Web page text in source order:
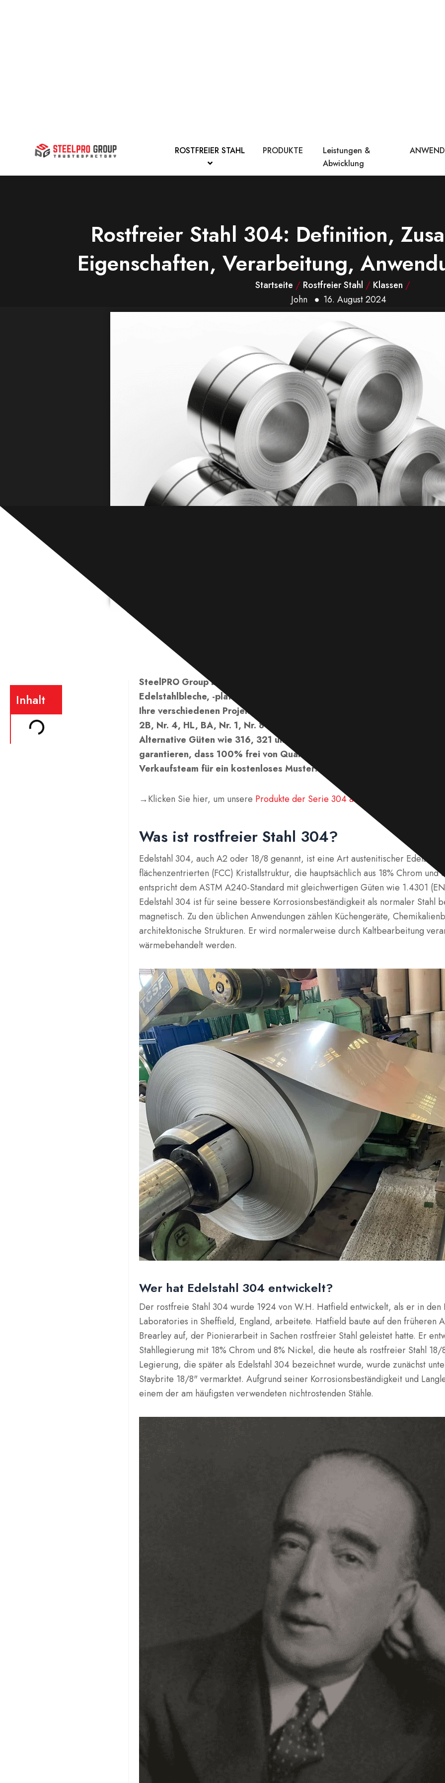
ROSTFREIER STAHL PRODUKTE
Leistungen &
Abwicklung
Rostfreier Stahl 304: Definition,
Eigenschaften, Verarbeitung,
Startseite / Rostfreier Stahl / Klassen /
John
16. August 2024
Inhalt
SteelPRO Group bietet ASTM- oder nach Wunsch standardisierte
Edelstahlbleche, -platten, -spulen, -streifen, -stangen, -rohre, -
Ihre verschiedenen Projektanforderungen an. Wir können eine Reihe
2B, Nr. 4, HL, BA, Nr. 1, Nr. 8 usw. anbieten. Größen können individuell
Alternative Güten wie 316, 321 und 430 Edelstahl sind ebenfalls
garantieren, dass 100% frei von Qualitätsproblemen ist. Kontaktieren
Verkaufsteam für ein kostenloses Muster!
→Klicken Sie hier, um unsere Produkte der Serie 304 aus Edelstahl
Was ist rostfreier Stahl 304?
Edelstahl 304, auch A2 oder 18/8 genannt, ist eine Art austenitischer Edelstahl
flächenzentrierten (FCC) Kristallstruktur, die hauptsächlich aus 18% Chrom und
entspricht dem ASTM A240-Standard mit gleichwertigen Güten wie 1.4301 (EN)
Edelstahl 304 ist für seine bessere Korrosionsbeständigkeit als normaler Stahl
magnetisch. Zu den üblichen Anwendungen zählen Küchengeräte,
architektonische Strukturen. Er wird normalerweise durch Kaltbearbeitung
wärmebehandelt werden.
Wer hat Edelstahl 304 entwickelt?
Der rostfreie Stahl 304 wurde 1924 von W.H. Hatfield entwickelt, als er in den
Laboratories in Sheffield, England, arbeitete. Hatfield baute auf den früheren
Brearley auf, der Pionierarbeit in Sachen rostfreier Stahl geleistet hatte. Er
Stahllegierung mit 18% Chrom und 8% Nickel, die heute als rostfreier Stahl
Legierung, die später als Edelstahl 304 bezeichnet wurde, wurde zunächst
Staybrite 18/8" vermarktet. Aufgrund seiner Korrosionsbeständigkeit und
einem der am häufigsten verwendeten nichtrostenden Stähle.